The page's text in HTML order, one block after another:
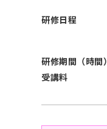
研修日程
研修期間（時間）
受講料